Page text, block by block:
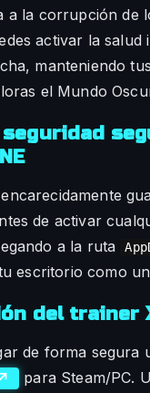
a la corrupción de
activar la
manteniendo
el Mundo
seguridad
de activar
a la ruta
escritorio como
del trainer
de forma
para Steam/PC.